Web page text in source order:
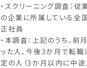
・スクリーニング調査：
の企業に所属している全
正社員
・本調査：上記のうち、
った人、今後3か月で転職
定の人（3か月以内に中